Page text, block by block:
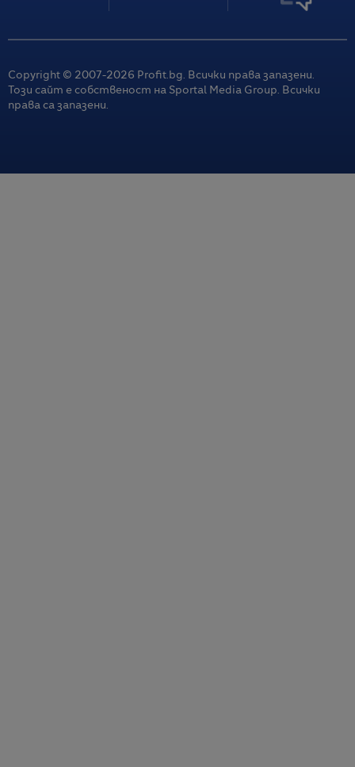
Copyright © 2007-2026 Profit.bg. Всички права запазени.
Този сайт е собственост на Sportal Media Group. Всички
права са запазени.